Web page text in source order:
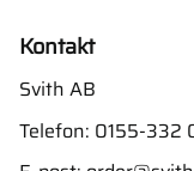
Kontakt
Svith AB
Telefon: 0155-332